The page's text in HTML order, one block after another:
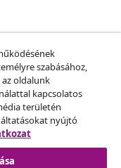
vonatkozó
szabásához,
oldalunk
kapcsolatos
területén
nyújtó